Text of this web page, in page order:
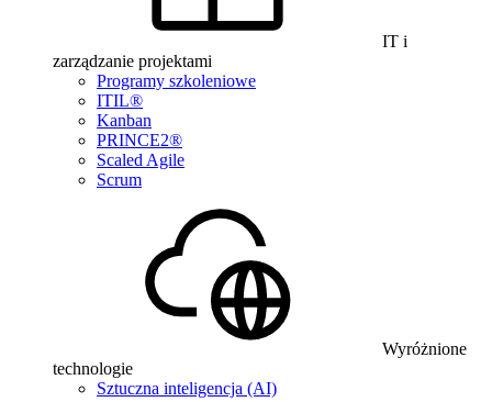
IT i
zarządzanie projektami
Programy szkoleniowe
ITIL®
Kanban
PRINCE2®
Scaled Agile
Scrum
Wyróżnione
technologie
Sztuczna inteligencja (AI)